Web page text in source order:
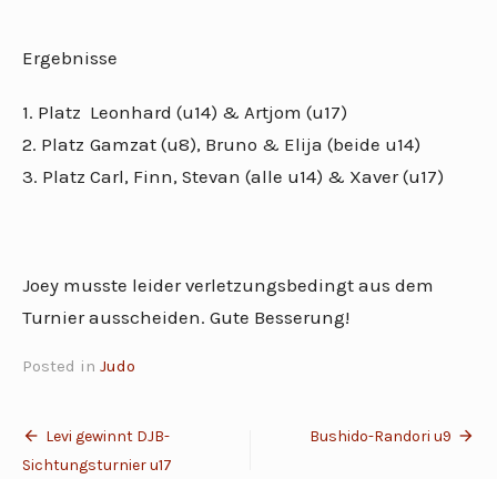
Ergebnisse
1. Platz Leonhard (u14) & Artjom (u17)
2. Platz Gamzat (u8), Bruno & Elija (beide u14)
3. Platz Carl, Finn, Stevan (alle u14) & Xaver (u17)
Joey musste leider verletzungsbedingt aus dem
Turnier ausscheiden. Gute Besserung!
Posted in Judo
Beitragsnavigation
Levi gewinnt DJB-
Sichtungsturnier u17
Bushido-Randori u9